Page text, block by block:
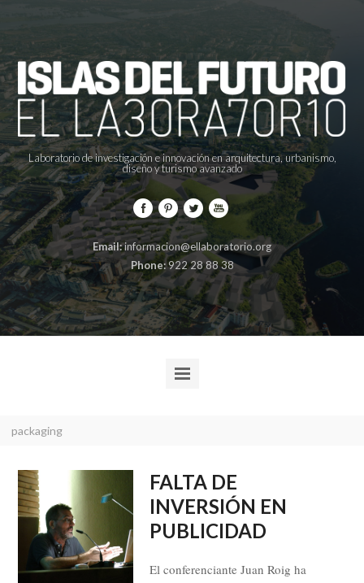
Laboratorio de investigación e innovación en arquitectura, urbanismo,
diseño y turismo avanzado
Email:informacion@ellaboratorio.org
Phone:922 28 88 38
packaging
FALTA DE
INVERSIÓN EN
PUBLICIDAD
El conferenciante Juan Roig ha